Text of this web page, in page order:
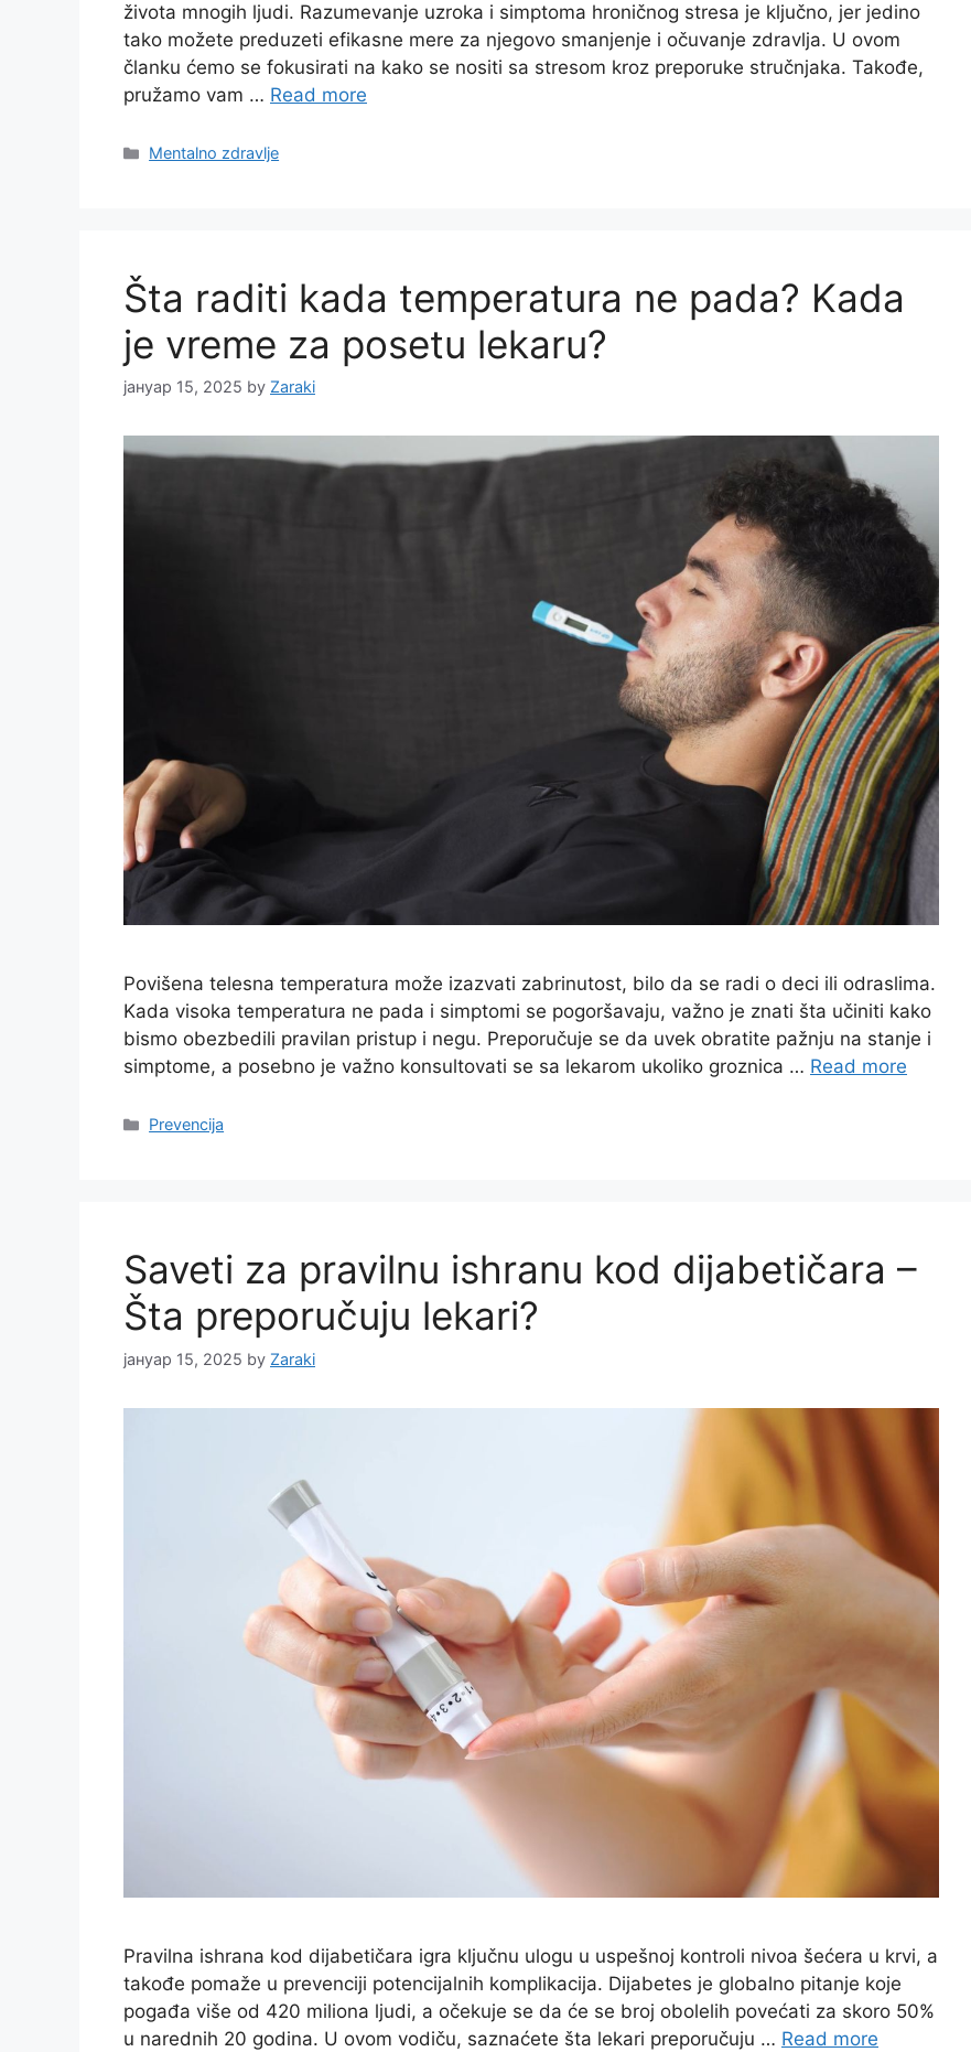
života mnogih ljudi. Razumevanje uzroka i simptoma hroničnog stresa je ključno, jer jedino
tako možete preduzeti efikasne mere za njegovo smanjenje i očuvanje zdravlja. U ovom
članku ćemo se fokusirati na kako se nositi sa stresom kroz preporuke stručnjaka. Takođe,
pružamo vam … Read more
Categories
Mentalno zdravlje
Šta raditi kada temperatura ne pada? Kada
je vreme za posetu lekaru?
јануар 15, 2025 by Zaraki
Povišena telesna temperatura može izazvati zabrinutost, bilo da se radi o deci ili odraslima.
Kada visoka temperatura ne pada i simptomi se pogoršavaju, važno je znati šta učiniti kako
bismo obezbedili pravilan pristup i negu. Preporučuje se da uvek obratite pažnju na stanje i
simptome, a posebno je važno konsultovati se sa lekarom ukoliko groznica … Read more
Categories
Prevencija
Saveti za pravilnu ishranu kod dijabetičara –
Šta preporučuju lekari?
јануар 15, 2025 by Zaraki
Pravilna ishrana kod dijabetičara igra ključnu ulogu u uspešnoj kontroli nivoa šećera u krvi, a
takođe pomaže u prevenciji potencijalnih komplikacija. Dijabetes je globalno pitanje koje
pogađa više od 420 miliona ljudi, a očekuje se da će se broj obolelih povećati za skoro 50%
u narednih 20 godina. U ovom vodiču, saznaćete šta lekari preporučuju … Read more